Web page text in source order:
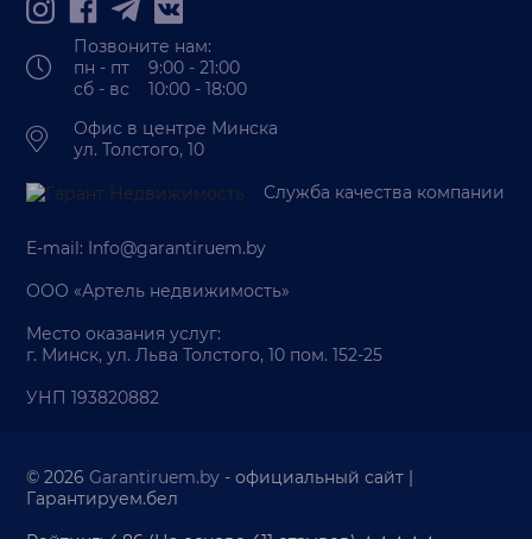
Позвоните нам:
пн - пт 9:00 - 21:00
сб - вс 10:00 - 18:00
Офис в центре Минска
ул. Толстого, 10
Служба качества компании
E-mail: Info@garantiruem.by
ООО «Артель недвижимость»
Место оказания услуг:
г. Минск, ул. Льва Толстого, 10 пом. 152-25
УНП 193820882
© 2026Garantiruem.by - официальный сайт |
Гарантируем.бел